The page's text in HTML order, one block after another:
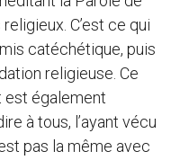
C’est ce qui
catéchétique, puis
religieuse. Ce
est également
à tous, l’ayant vécu
pas la même avec